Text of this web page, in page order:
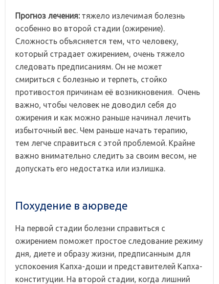
Прогноз лечения:тяжело излечимая болезнь
особенно во второй стадии (ожирение).
Сложность объясняется тем, что человеку,
который страдает ожирением, очень тяжело
следовать предписаниям. Он не может
смириться с болезнью и терпеть, стойко
противостоя причинам её возникновения. Очень
важно, чтобы человек не доводил себя до
ожирения и как можно раньше начинал лечить
избыточный вес. Чем раньше начать терапию,
тем легче справиться с этой проблемой. Крайне
важно внимательно следить за своим весом, не
допускать его недостатка или излишка.
Похудение в аюрведе
На первой стадии болезни справиться с
ожирением поможет простое следование режиму
дня, диете и образу жизни, предписанным для
успокоения Капха-доши и представителей Капха-
конституции. На второй стадии, когда лишний